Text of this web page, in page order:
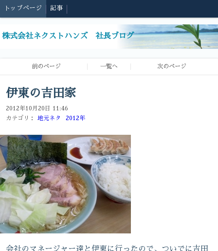
トップページ 記事
株式会社ネクストハンズ 社長ブログ
前のページ 一覧へ 次のページ
伊東の吉田家
2012年10月20日 11:46
カテゴリ：
地元ネタ 2012年
会社のマネージャー達と伊東に行ったので、ついでに吉田